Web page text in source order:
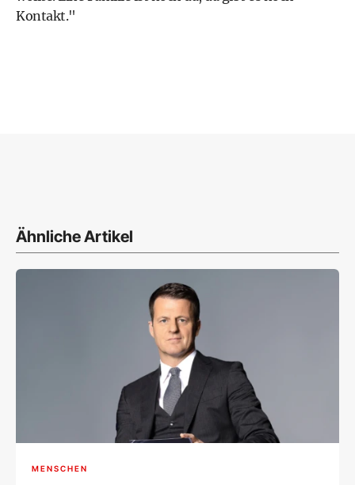
Kontakt."
Ähnliche Artikel
MENSCHEN